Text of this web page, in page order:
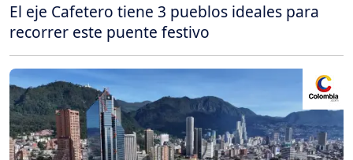
El eje Cafetero tiene 3 pueblos ideales para
recorrer este puente festivo